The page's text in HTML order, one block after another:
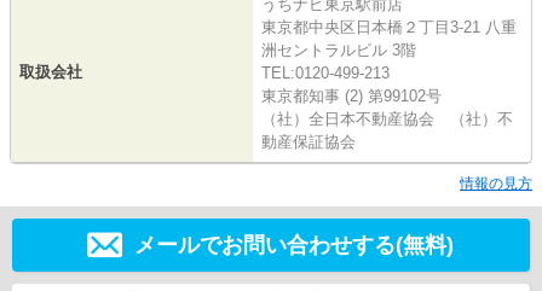
取扱会社
うちナビ東京駅前店
東京都中央区日本橋２丁目3-21 八重
洲セントラルビル 3階
TEL:0120-499-213
東京都知事 (2) 第99102号
（社）全日本不動産協会 （社）不
動産保証協会
情報の見方
メールでお問い合わせする(無料)